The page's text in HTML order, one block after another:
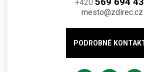
+420
mesto@zdirec.cz
PODROBNÉ